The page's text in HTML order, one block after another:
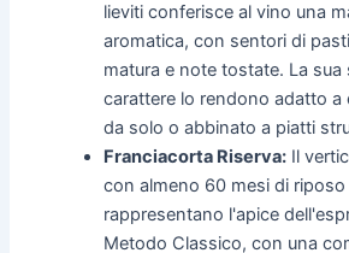
lieviti conferisce al vino una
aromatica, con sentori di
matura e note tostate. La sua
carattere lo rendono adatto a
da solo o abbinato a piatti
Franciacorta Riserva: Il
con almeno 60 mesi di
rappresentano l'apice
Metodo Classico, con una